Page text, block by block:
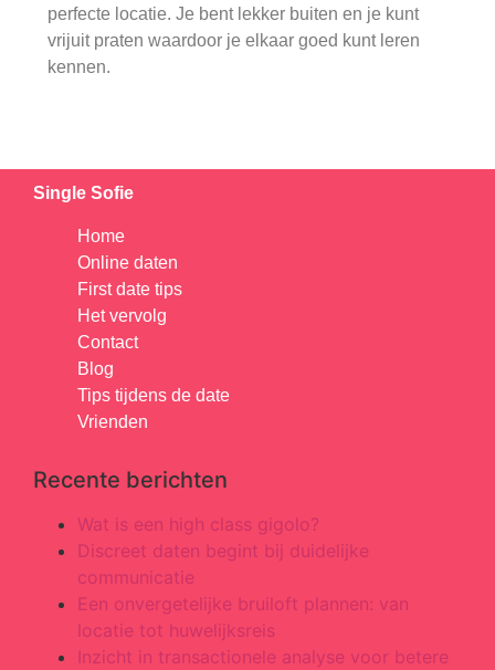
perfecte locatie. Je bent lekker buiten en je kunt
vrijuit praten waardoor je elkaar goed kunt leren
kennen.
Single Sofie
Home
Online daten
First date tips
Het vervolg
Contact
Blog
Tips tijdens de date
Vrienden
Recente berichten
Wat is een high class gigolo?
Discreet daten begint bij duidelijke
communicatie
Een onvergetelijke bruiloft plannen: van
locatie tot huwelijksreis
Inzicht in transactionele analyse voor betere